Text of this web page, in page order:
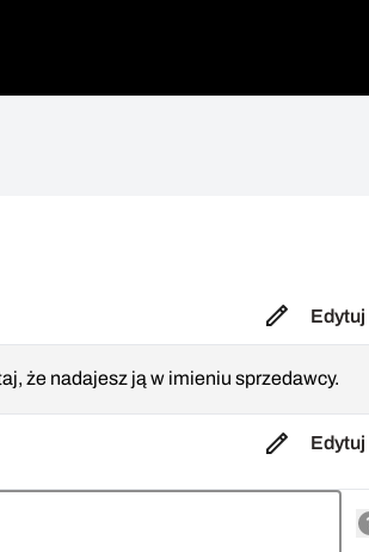
Edytuj
że nadajesz ją w imieniu sprzedawcy.
Edytuj